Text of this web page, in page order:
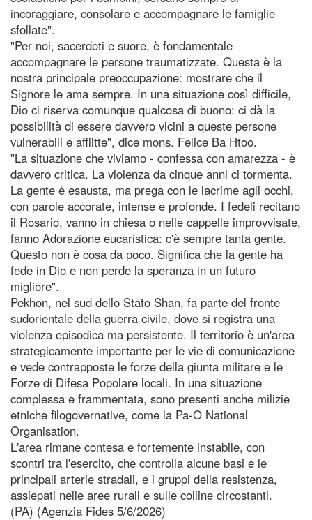
incoraggiare, consolare e accompagnare le famiglie
sfollate".
"Per noi, sacerdoti e suore, è fondamentale
accompagnare le persone traumatizzate. Questa è la
nostra principale preoccupazione: mostrare che il
Signore le ama sempre. In una situazione così difficile,
Dio ci riserva comunque qualcosa di buono: ci dà la
possibilità di essere davvero vicini a queste persone
vulnerabili e afflitte", dice mons. Felice Ba Htoo.
"La situazione che viviamo - confessa con amarezza - è
davvero critica. La violenza da cinque anni ci tormenta.
La gente è esausta, ma prega con le lacrime agli occhi,
con parole accorate, intense e profonde. I fedeli recitano
il Rosario, vanno in chiesa o nelle cappelle improvvisate,
fanno Adorazione eucaristica: c'è sempre tanta gente.
Questo non è cosa da poco. Significa che la gente ha
fede in Dio e non perde la speranza in un futuro
migliore".
Pekhon, nel sud dello Stato Shan, fa parte del fronte
sudorientale della guerra civile, dove si registra una
violenza episodica ma persistente. Il territorio è un'area
strategicamente importante per le vie di comunicazione
e vede contrapposte le forze della giunta militare e le
Forze di Difesa Popolare locali. In una situazione
complessa e frammentata, sono presenti anche milizie
etniche filogovernative, come la Pa-O National
Organisation.
L'area rimane contesa e fortemente instabile, con
scontri tra l'esercito, che controlla alcune basi e le
principali arterie stradali, e i gruppi della resistenza,
assiepati nelle aree rurali e sulle colline circostanti.
(PA) (Agenzia Fides 5/6/2026)